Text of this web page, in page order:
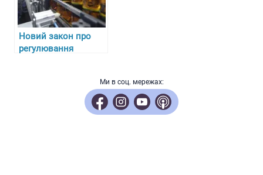
Новий закон про
регулювання
Ми в соц. мережах: